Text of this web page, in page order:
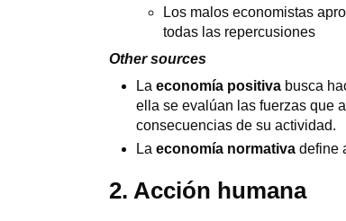
Los malos economistas
todas las repercusiones
Other sources
Laeconomía positiva busca
ella se evalúan las fuerzas que
consecuencias de su actividad.
Laeconomía normativa define
2. Acción humana